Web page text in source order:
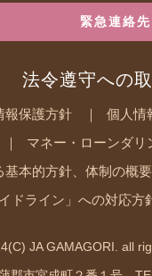
緊急連絡先
法令遵守への
報保護方針 個人情
マネー・ローンダリ
本的方針、体制の概
ドライン」への対応方
JA GAMAGORI. all